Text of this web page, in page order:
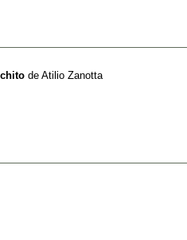
de Atilio Zanotta